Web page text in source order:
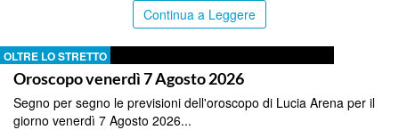
Continua a Leggere
OLTRE LO STRETTO
Oroscopo venerdì 7 Agosto 2026
Segno per segno le previsioni dell'oroscopo di Lucia Arena per il
giorno venerdì 7 Agosto 2026...